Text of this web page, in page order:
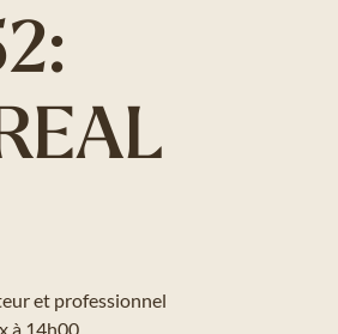
et professionnel
à 14h00